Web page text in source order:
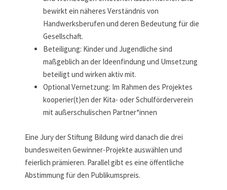
bewirkt ein näheres Verständnis von
Handwerksberufen und deren Bedeutung für die
Gesellschaft.
Beteiligung: Kinder und Jugendliche sind
maßgeblich an der Ideenfindung und Umsetzung
beteiligt und wirken aktiv mit.
Optional Vernetzung: Im Rahmen des Projektes
kooperier(t)en der Kita- oder Schulförderverein
mit außerschulischen Partner*innen
Eine Jury der Stiftung Bildung wird danach die drei
bundesweiten Gewinner-Projekte auswählen und
feierlich prämieren. Parallel gibt es eine öffentliche
Abstimmung für den Publikumspreis.